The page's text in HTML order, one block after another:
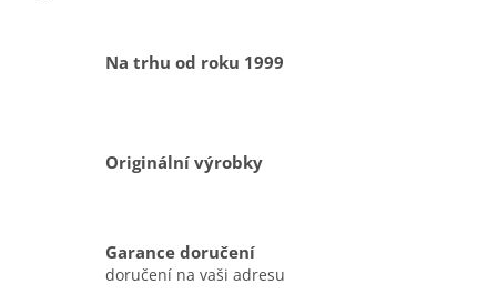
Na trhu od roku 1999
Originální výrobky
Garance doručení
doručení na vaši adresu